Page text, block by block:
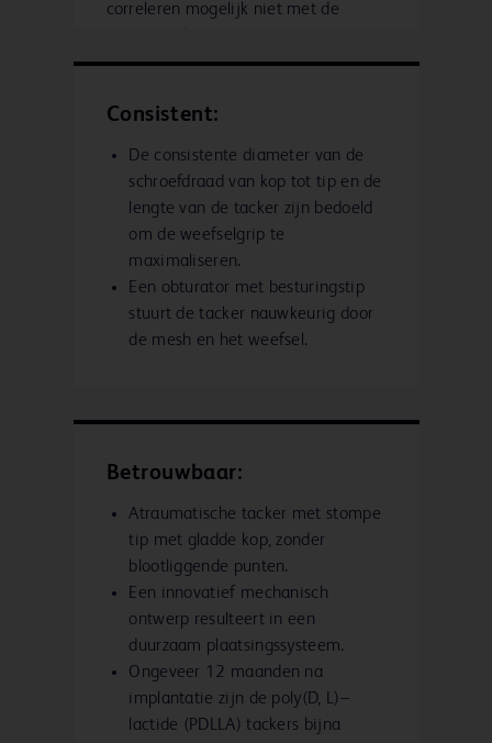
correleren mogelijk niet met de
Consistent:
De consistente diameter van de
schroefdraad van kop tot tip en de
lengte van de tacker zijn bedoeld
om de weefselgrip te
maximaliseren.
Een obturator met besturingstip
stuurt de tacker nauwkeurig door
de mesh en het weefsel.
Betrouwbaar:
Atraumatische tacker met stompe
tip met gladde kop, zonder
blootliggende punten.
Een innovatief mechanisch
ontwerp resulteert in een
duurzaam plaatsingssysteem.
Ongeveer 12 maanden na
implantatie zijn de poly(D, L)–
lactide (PDLLA) tackers bijna